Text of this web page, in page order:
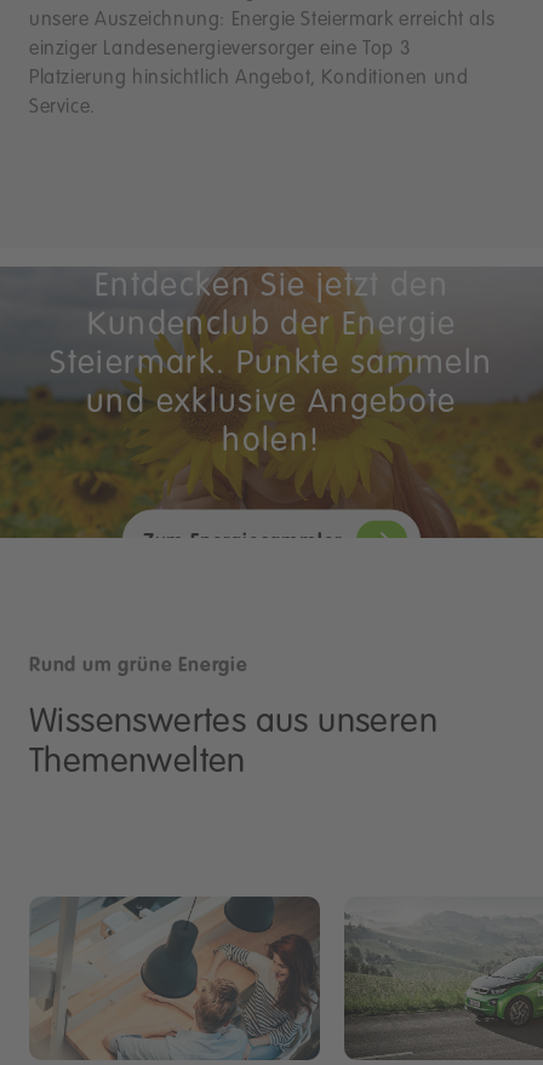
unsere Auszeichnung: Energie Steiermark erreicht als
einziger Landesenergieversorger eine Top 3
Platzierung hinsichtlich Angebot, Konditionen und
Service.
Entdecken Sie jetzt den
Kundenclub der Energie
Steiermark. Punkte sammeln
und exklusive Angebote
holen!
Zum Energiesammler
Rund um grüne Energie
Wissenswertes aus unseren
Themenwelten